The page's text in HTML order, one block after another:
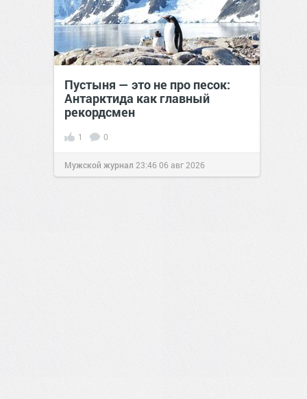
Пустыня — это не про песок:
Антарктида как главный
рекордсмен
1 0
Мужской журнал 23:4606 авг 2026